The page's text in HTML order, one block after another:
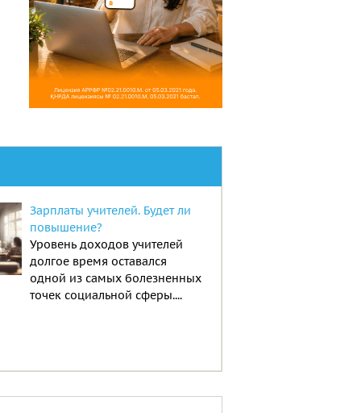
Зарплаты учителей. Будет ли
повышение?
Уровень доходов учителей
долгое время оставался
одной из самых болезненных
точек социальной сферы....